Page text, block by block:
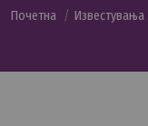
You are here:
Почетна Известувања